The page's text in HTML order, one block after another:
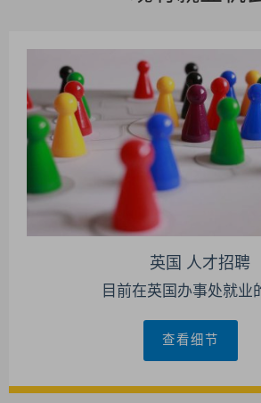
英国 人才招聘
目前在英国办事处就业
查看细节